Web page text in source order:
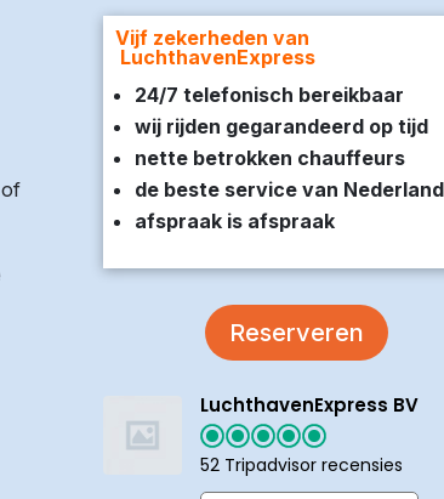
Vijf zekerheden van
LuchthavenExpress
24/7 telefonisch bereikbaar
wij rijden gegarandeerd op tijd
nette betrokken chauffeurs
de beste service van Nederland
afspraak is afspraak
Reserveren
LuchthavenExpress BV
52 Tripadvisor recensies